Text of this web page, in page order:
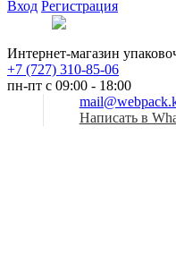
Вход Регистрация
Интернет-магазин
+7 (727) 310-85-06
пн-пт с 09:00 - 18:00
Написать в